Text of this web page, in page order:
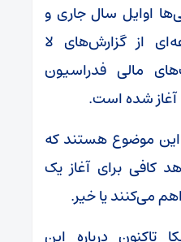
اوایل سال جاری و
از گزارش‌های لا
مالی فدراسیون
آغاز شده است.
موضوع هستند که
کافی برای آغاز یک
می‌کنند یا خیر.